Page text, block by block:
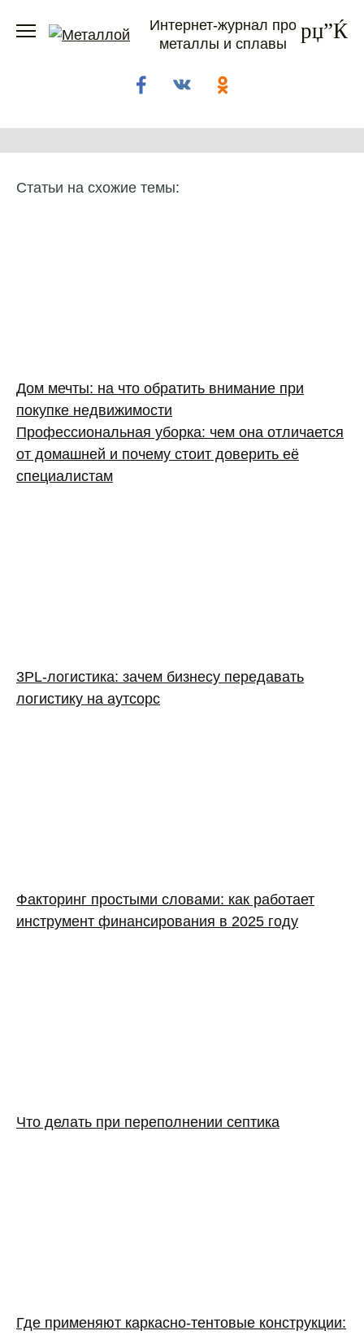
Интернет-журнал про
металлы и сплавы
Статьи на схожие темы:
Дом мечты: на что обратить внимание при
покупке недвижимости
Профессиональная уборка: чем она отличается
от домашней и почему стоит доверить её
специалистам
3PL‑логистика: зачем бизнесу передавать
логистику на аутсорс
Факторинг простыми словами: как работает
инструмент финансирования в 2025 году
Что делать при переполнении септика
Где применяют каркасно‑тентовые конструкции: